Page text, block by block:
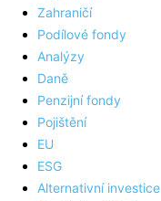
Zahraničí
Podílové fondy
Analýzy
Daně
Penzijní fondy
Pojištění
EU
ESG
Alternativní investice